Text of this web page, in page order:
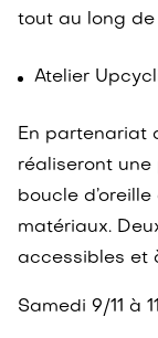
tout au long de
Atelier
En partenariat
réaliseront une
boucle
matériaux.
accessibles et
Samedi 9/11 à